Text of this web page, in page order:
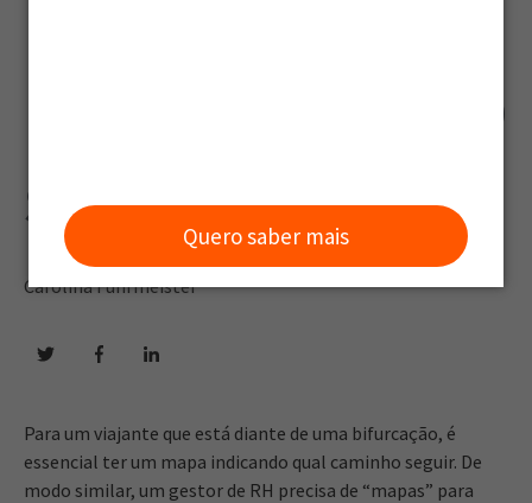
Quero saber mais
podem ajudar o
setor
Carolina Fuhrmeister
Para um viajante que está diante de uma bifurcação, é
essencial ter um mapa indicando qual caminho seguir. De
modo similar, um gestor de RH precisa de “mapas” para